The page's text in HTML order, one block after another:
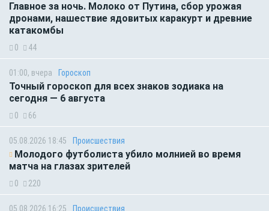
Главное за ночь. Молоко от Путина, сбор урожая
дронами, нашествие ядовитых каракурт и древние
катакомбы
0 44
01:00, вчера Гороскоп
Точный гороскоп для всех знаков зодиака на
сегодня — 6 августа
0 66
05.08.2026 18:45 Происшествия
Молодого футболиста убило молнией во время
матча на глазах зрителей
0 220
05.08.2026 16:25 Происшествия